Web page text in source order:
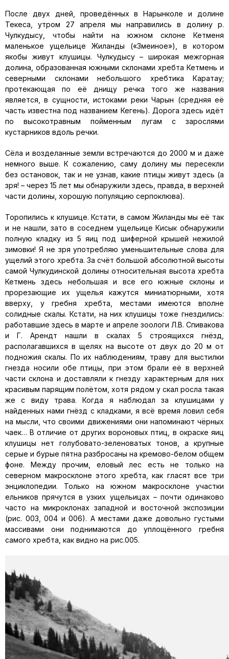
После двух дней, проведённых в Нарынколе и долине
Текеса, утром 27 апреля мы направились в долину р.
Чулкудысу, чтобы найти на южном склоне Кетменя
маленькое ущельице Жиланды («Змеиное»), в котором
якобы живут клушицы. Чулкудысу – широкая межгорная
долина, образованная южными склонами хребта Кетмень и
северными склонами небольшого хребтика Каратау;
протекающая по её днищу речка того же названия
является, в сущности, истоками реки Чарын (средняя её
часть известна под названием Кегень). Дорога здесь идёт
по высокотравным пойменным лугам с зарослями
кустарников вдоль речки.
Сёла и возделанные земли встречаются до 2000 м и даже
немного выше. К сожалению, саму долину мы пересекли
без остановок, так и не узнав, какие птицы живут здесь (а
зря! – через 15 лет мы обнаружили здесь, правда, в верхней
части долины, хорошую популяцию серпоклюва).
Торопились к клушице. Кстати, в самом Жиланды мы её так
и не нашли, зато в соседнем ущельице Кисык обнаружили
полную кладку из 5 яиц под шиферной крышей нежилой
зимовки! Я не зря употребляю уменьшительные слова для
ущелий этого хребта. За счёт большой абсолютной высоты
самой Чулкудинской долины относительная высота хребта
Кетмень здесь небольшая и все его южные склоны и
прорезающие их ущелья кажутся миниатюрными, хотя
вверху, у гребня хребта, местами имеются вполне
солидные скалы. Кстати, на них клушицы тоже гнездились:
работавшие здесь в марте и апреле зоологи Л.В. Спивакова
и Г. Арендт нашли в скалах 5 строящихся гнёзд,
располагавшихся в щелях на высоте от двух до 20 м от
подножия скалы. По их наблюдениям, траву для выстилки
гнезда носили обе птицы, при этом брали её в верхней
части склона и доставляли к гнезду характерным для них
красивым парящим полётом, хотя рядом у скал росла такая
же с виду трава. Когда я наблюдал за клушицами у
найденных нами гнёзд с кладками, я всё время ловил себя
на мысли, что своими движениями они напоминают чёрных
чаек… В отличие от других вороновых птиц, в окраске яиц
клушицы нет голубовато-зеленоватых тонов, а крупные
серые и бурые пятна разбросаны на кремово-белом общем
фоне. Между прочим, еловый лес есть не только на
северном макросклоне этого хребта, как гласят все три
энциклопедии. Только на южном макросклоне участки
ельников прячутся в узких ущельицах – почти одинаково
часто на микроклонах западной и восточной экспозиции
(рис. 003, 004 и 006). А местами даже довольно густыми
массивами они поднимаются до уплощённого гребня
самого хребта, как видно на рис.005.